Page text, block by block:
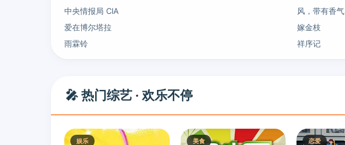
中央情报局 CIA
风，带有香气
爱在博尔塔拉
嫁金枝
雨霖铃
祥序记
🎤 热门综艺 · 欢乐不停
娱乐 美食 恋爱